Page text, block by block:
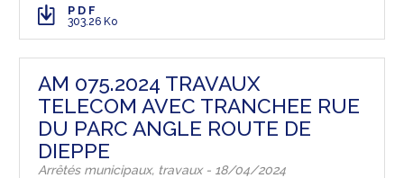
PDF
303.26 Ko
AM 075.2024 TRAVAUX
TELECOM AVEC TRANCHEE RUE
DU PARC ANGLE ROUTE DE
DIEPPE
Arrêtés municipaux, travaux - 18/04/2024